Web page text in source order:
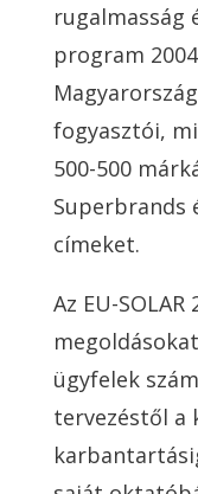
rugalmasság
program
fogyasztói,
500-500
Superbrands
címeket.
Az EU-SOLAR
ügyfelek
tervezéstől a